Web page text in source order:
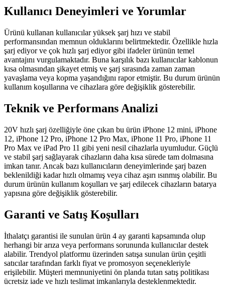
Kullanıcı Deneyimleri ve Yorumlar
Ürünü kullanan kullanıcılar yüksek şarj hızı ve stabil
performansından memnun olduklarını belirtmektedir. Özellikle hızla
şarj ediyor ve çok hızlı şarj ediyor gibi ifadeler ürünün temel
avantajını vurgulamaktadır. Buna karşılık bazı kullanıcılar kablonun
kısa olmasından şikayet etmiş ve şarj sırasında zaman zaman
yavaşlama veya kopma yaşandığını rapor etmiştir. Bu durum ürünün
kullanım koşullarına ve cihazlara göre değişiklik gösterebilir.
Teknik ve Performans Analizi
20V hızlı şarj özelliğiyle öne çıkan bu ürün iPhone 12 mini, iPhone
12, iPhone 12 Pro, iPhone 12 Pro Max, iPhone 11 Pro, iPhone 11
Pro Max ve iPad Pro 11 gibi yeni nesil cihazlarla uyumludur. Güçlü
ve stabil şarj sağlayarak cihazların daha kısa sürede tam dolmasına
imkan tanır. Ancak bazı kullanıcıların deneyimlerinde şarj bazen
beklenildiği kadar hızlı olmamış veya cihaz aşırı ısınmış olabilir. Bu
durum ürünün kullanım koşulları ve şarj edilecek cihazların batarya
yapısına göre değişiklik gösterebilir.
Garanti ve Satış Koşulları
İthalatçı garantisi ile sunulan ürün 4 ay garanti kapsamında olup
herhangi bir arıza veya performans sorununda kullanıcılar destek
alabilir. Trendyol platformu üzerinden satışa sunulan ürün çeşitli
satıcılar tarafından farklı fiyat ve promosyon seçenekleriyle
erişilebilir. Müşteri memnuniyetini ön planda tutan satış politikası
ücretsiz iade ve hızlı teslimat imkanlarıyla desteklenmektedir.